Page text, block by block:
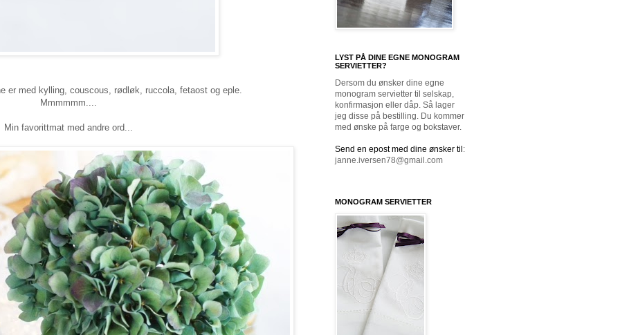
er med kylling, couscous, rødløk, ruccola, fetaost og eple.
Mmmmmm....
Min favorittmat med andre ord...
LYST PÅ DINE EGNE MONOGRAM
SERVIETTER?
Dersom du ønsker dine egne
monogram servietter til selskap,
konfirmasjon eller dåp. Så lager
jeg disse på bestilling. Du kommer
med ønske på farge og bokstaver.
Send en epost med dine ønsker til :
janne.iversen78@gmail.com
MONOGRAM SERVIETTER